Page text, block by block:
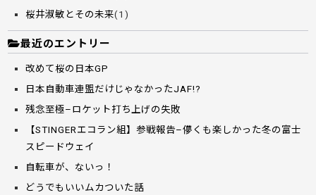
桜井淑敏とその未来(1)
最近のエントリー
改めて桜の日本GP
日本自動車連盟だけじゃなかったJAF!?
残念至極–ロケット打ち上げの失敗
【STINGERエコラン組】参戦報告–儚くも楽しかった冬の富士
スピードウェイ
自転車が、ないっ！
どうでもいいムカついた話